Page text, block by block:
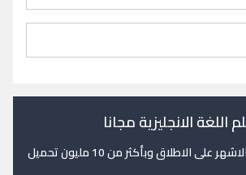
اللغة الانجليزية مجانا
على الاطلاق وبأكثر من 10 مليون تحميل